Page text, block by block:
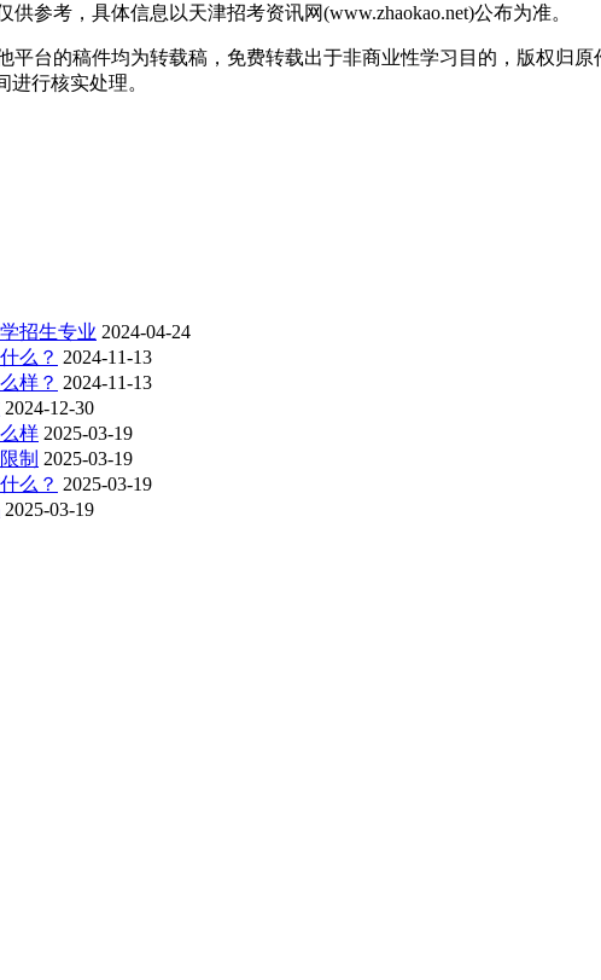
参考，具体信息以天津招考资讯网(www.zhaokao.net)公布为准。
平台的稿件均为转载稿，免费转载出于非商业性学习目的，版权归
进行核实处理。
招生专业 2024-04-24
么？ 2024-11-13
样？ 2024-11-13
2024-12-30
样 2025-03-19
制 2025-03-19
么？ 2025-03-19
2025-03-19